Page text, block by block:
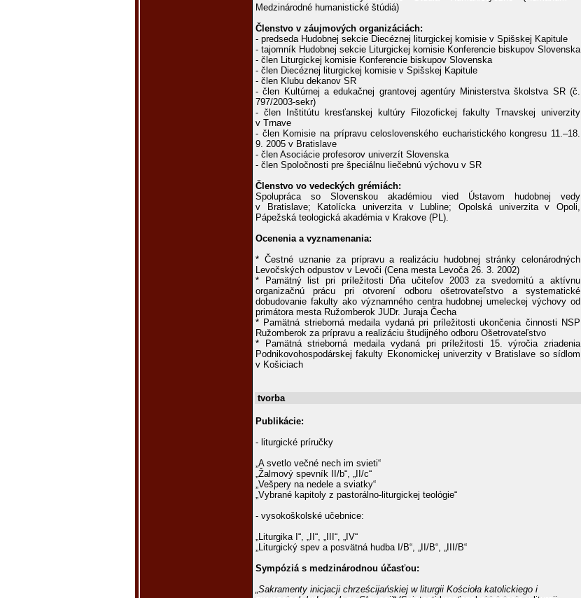
Medzinárodné humanistické štúdiá)
Členstvo v záujmových organizáciách:
- predseda Hudobnej sekcie Diecéznej liturgickej komisie v Spišskej Kapitule
- tajomník Hudobnej sekcie Liturgickej komisie Konferencie biskupov Slovenska
- člen Liturgickej komisie Konferencie biskupov Slovenska
- člen Diecéznej liturgickej komisie v Spišskej Kapitule
- člen Klubu dekanov SR
- člen Kultúrnej a edukačnej grantovej agentúry Ministerstva školstva SR (č.
797/2003-sekr)
- člen Inštitútu kresťanskej kultúry Filozofickej fakulty Trnavskej univerzity
v Trnave
- člen Komisie na prípravu celoslovenského eucharistického kongresu 11.–18.
9. 2005 v Bratislave
- člen Asociácie profesorov univerzít Slovenska
- člen Spoločnosti pre špeciálnu liečebnú výchovu v SR
Členstvo vo vedeckých grémiách:
Spolupráca so Slovenskou akadémiou vied Ústavom hudobnej vedy
v Bratislave; Katolícka univerzita v Lubline; Opolská univerzita v Opoli,
Pápežská teologická akadémia v Krakove (PL).
Ocenenia a vyznamenania:
* Čestné uznanie za prípravu a realizáciu hudobnej stránky celonárodných
Levočských odpustov v Levoči (Cena mesta Levoča 26. 3. 2002)
* Pamätný list pri príležitosti Dňa učiteľov 2003 za svedomitú a aktívnu
organizačnú prácu pri otvorení odboru ošetrovateľstvo a systematické
dobudovanie fakulty ako významného centra hudobnej umeleckej výchovy od
primátora mesta Ružomberok JUDr. Juraja Čecha
* Pamätná strieborná medaila vydaná pri príležitosti ukončenia činnosti NSP
Ružomberok za prípravu a realizáciu študijného odboru Ošetrovateľstvo
* Pamätná strieborná medaila vydaná pri príležitosti 15. výročia zriadenia
Podnikovohospodárskej fakulty Ekonomickej univerzity v Bratislave so sídlom
v Košiciach
tvorba
Publikácie:
- liturgické príručky
„A svetlo večné nech im svieti“
„Žalmový spevník II/b“, „II/c“
„Vešpery na nedele a sviatky“
„Vybrané kapitoly z pastorálno-liturgickej teológie“
- vyso­koškolské učeb­ni­ce:
„Liturgika I“, „II“, „III“, „IV“
„Liturgický spev a posvätná hudba I/B“, „II/B“, „III/B“
Sympó­ziá s me­dzi­národnou účasťou:
„Sakramenty inicjacji chrześcijańskiej w liturgii Kościoła katolickiego i